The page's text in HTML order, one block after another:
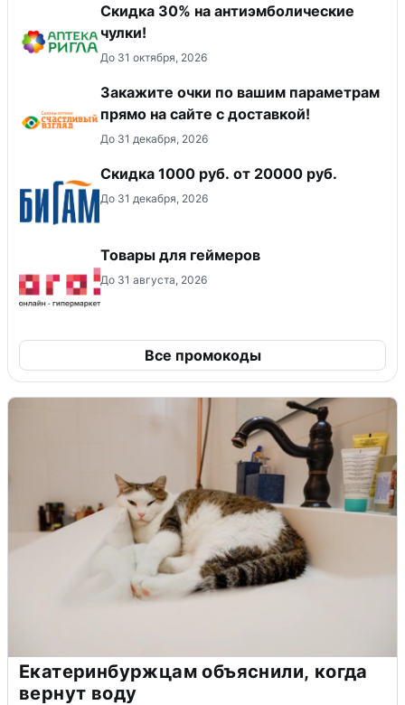
Скидка 30% на антиэмболические
чулки!
До 31 октября, 2026
Закажите очки по вашим параметрам
прямо на сайте с доставкой!
До 31 декабря, 2026
​Скидка 1000 руб. от 20000 руб.
До 31 декабря, 2026
Товары для геймеров
До 31 августа, 2026
Все промокоды
Екатеринбуржцам объяснили, когда
вернут воду